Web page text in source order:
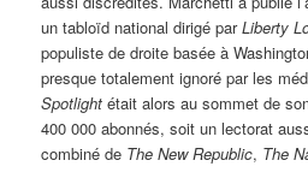
un tabloïd national dirigé parLiberty
populiste de droite basée à
presque totalement ignoré par les
Spotlight était alors au sommet de
400 000 abonnés, soit un lectorat
combiné de The New Republic, The